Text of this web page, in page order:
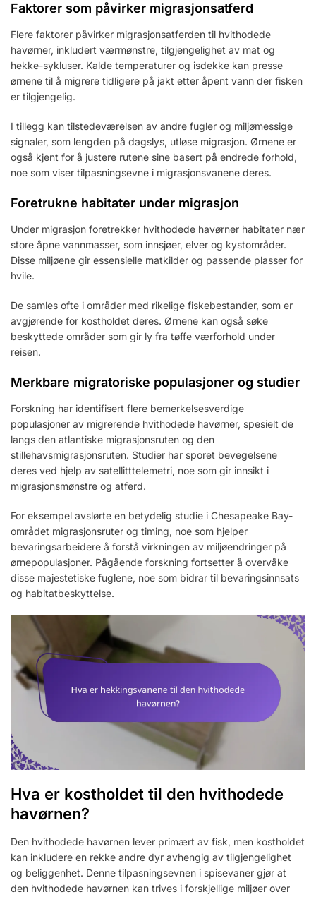
Faktorer som påvirker migrasjonsatferd
Flere faktorer påvirker migrasjonsatferden til hvithodede
havørner, inkludert værmønstre, tilgjengelighet av mat og
hekke-sykluser. Kalde temperaturer og isdekke kan presse
ørnene til å migrere tidligere på jakt etter åpent vann der fisken
er tilgjengelig.
I tillegg kan tilstedeværelsen av andre fugler og miljømessige
signaler, som lengden på dagslys, utløse migrasjon. Ørnene er
også kjent for å justere rutene sine basert på endrede forhold,
noe som viser tilpasningsevne i migrasjonsvanene deres.
Foretrukne habitater under migrasjon
Under migrasjon foretrekker hvithodede havørner habitater nær
store åpne vannmasser, som innsjøer, elver og kystområder.
Disse miljøene gir essensielle matkilder og passende plasser for
hvile.
De samles ofte i områder med rikelige fiskebestander, som er
avgjørende for kostholdet deres. Ørnene kan også søke
beskyttede områder som gir ly fra tøffe værforhold under
reisen.
Merkbare migratoriske populasjoner og studier
Forskning har identifisert flere bemerkelsesverdige
populasjoner av migrerende hvithodede havørner, spesielt de
langs den atlantiske migrasjonsruten og den
stillehavsmigrasjonsruten. Studier har sporet bevegelsene
deres ved hjelp av satellitttelemetri, noe som gir innsikt i
migrasjonsmønstre og atferd.
For eksempel avslørte en betydelig studie i Chesapeake Bay-
området migrasjonsruter og timing, noe som hjelper
bevaringsarbeidere å forstå virkningen av miljøendringer på
ørnepopulasjoner. Pågående forskning fortsetter å overvåke
disse majestetiske fuglene, noe som bidrar til bevaringsinnsats
og habitatbeskyttelse.
Hva er kostholdet til den hvithodede
havørnen?
Den hvithodede havørnen lever primært av fisk, men kostholdet
kan inkludere en rekke andre dyr avhengig av tilgjengelighet
og beliggenhet. Denne tilpasningsevnen i spisevaner gjør at
den hvithodede havørnen kan trives i forskjellige miljøer over